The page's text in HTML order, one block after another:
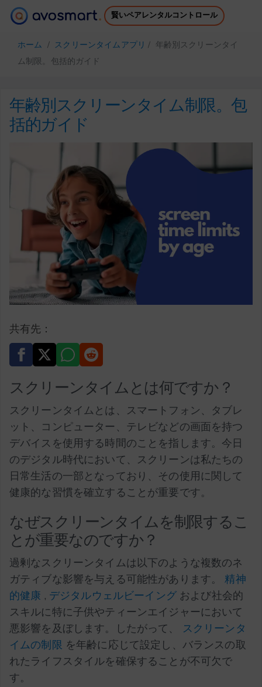
賢いペアレンタルコントロール
仕組み
価格
ダウンロード
サポート
ログイン
サインアップ
ホーム / スクリーンタイムアプリ / 年齢別スクリーンタイ
ム制限。包括的ガイド
年齢別スクリーンタイム制限。包
括的ガイド
共有先：
スクリーンタイムとは何ですか？
スクリーンタイムとは、スマートフォン、タブレ
ット、コンピューター、テレビなどの画面を持つ
デバイスを使用する時間のことを指します。今日
のデジタル時代において、スクリーンは私たちの
日常生活の一部となっており、その使用に関して
健康的な習慣を確立することが重要です。
なぜスクリーンタイムを制限するこ
とが重要なのですか？
過剰なスクリーンタイムは以下のような複数のネ
ガティブな影響を与える可能性があります。精神
的健康 , デジタルウェルビーイング および社会的
スキルに特に子供やティーンエイジャーにおいて
悪影響を及ぼします。したがって、 スクリーンタ
イムの制限 を年齢に応じて設定し、バランスの取
れたライフスタイルを確保することが不可欠で
す。